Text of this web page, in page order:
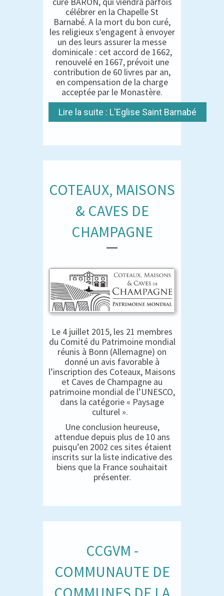
célébrer en la Chapelle St
Barnabé. A la mort du bon curé,
les religieux s'engagent à envoyer
un des leurs assurer la messe
dominicale : cet accord de 1662,
renouvelé en 1667, prévoit une
contribution de 60 livres par an,
en compensation de la charge
acceptée par le Monastère.
Lire la suite : L'Eglise Saint Barnabé
COTEAUX, MAISONS
& CAVES DE
CHAMPAGNE
Le 4 juillet 2015, les 21 membres
du Comité du Patrimoine mondial
réunis à Bonn (Allemagne) on
donné un avis favorable à
l’inscription des Coteaux, Maisons
et Caves de Champagne au
patrimoine mondial de l’UNESCO,
dans la catégorie « Paysage
culturel ».
Une conclusion heureuse,
attendue depuis plus de 10 ans
puisqu’en 2002 ces sites étaient
inscrits sur la liste indicative des
biens que la France souhaitait
présenter.
CCGVM -
COMMUNAUTE DE